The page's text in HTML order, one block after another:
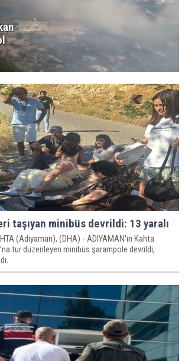
taşıyan minibüs devrildi: 13 yaralı
(Adıyaman), (DHA) - ADIYAMAN'ın Kahta
tur düzenleyen minibüs şarampole devrildi,